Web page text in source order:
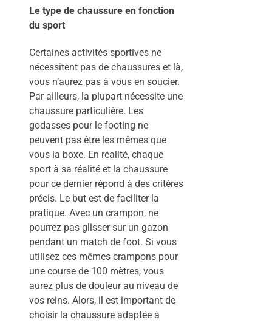
Le type de chaussure en fonction
du sport
Certaines activités sportives ne
nécessitent pas de chaussures et là,
vous n’aurez pas à vous en soucier.
Par ailleurs, la plupart nécessite une
chaussure particulière. Les
godasses pour le footing ne
peuvent pas être les mêmes que
vous la boxe. En réalité, chaque
sport à sa réalité et la chaussure
pour ce dernier répond à des critères
précis. Le but est de faciliter la
pratique. Avec un crampon, ne
pourrez pas glisser sur un gazon
pendant un match de foot. Si vous
utilisez ces mêmes crampons pour
une course de 100 mètres, vous
aurez plus de douleur au niveau de
vos reins. Alors, il est important de
choisir la chaussure adaptée à